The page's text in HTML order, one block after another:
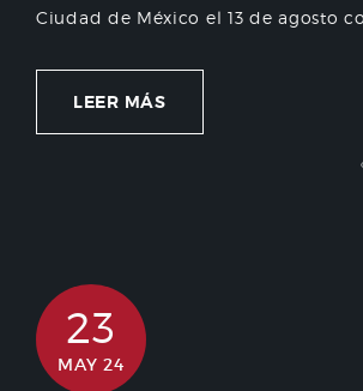
Ciudad de México el 13 de agosto
LEER MÁS
23
MAY 24